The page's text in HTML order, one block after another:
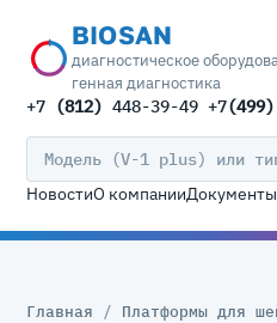
BIOSAN
диагностическое
генная диагностика
+7 (812) 448-39-49 +7(499)
НовостиО компанииДокументы
Главная / Платформы для